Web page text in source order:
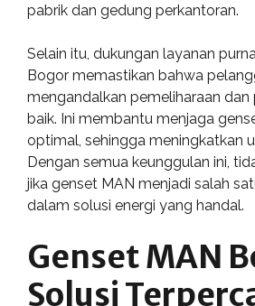
pabrik dan gedung perkantoran.
Selain itu, dukungan layanan
Bogor memastikan bahwa
mengandalkan pemeliharaan
baik. Ini membantu menjaga
optimal, sehingga meningkatkan
Dengan semua keunggulan ini,
jika genset MAN menjadi salah
dalam solusi energi yang handal.
Genset MAN
Solusi